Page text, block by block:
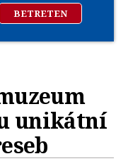
BETRETEN
unikátní